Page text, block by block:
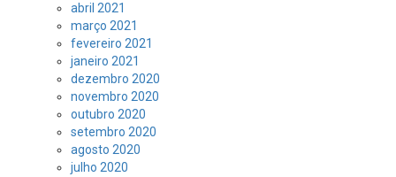
abril 2021
março 2021
fevereiro 2021
janeiro 2021
dezembro 2020
novembro 2020
outubro 2020
setembro 2020
agosto 2020
julho 2020